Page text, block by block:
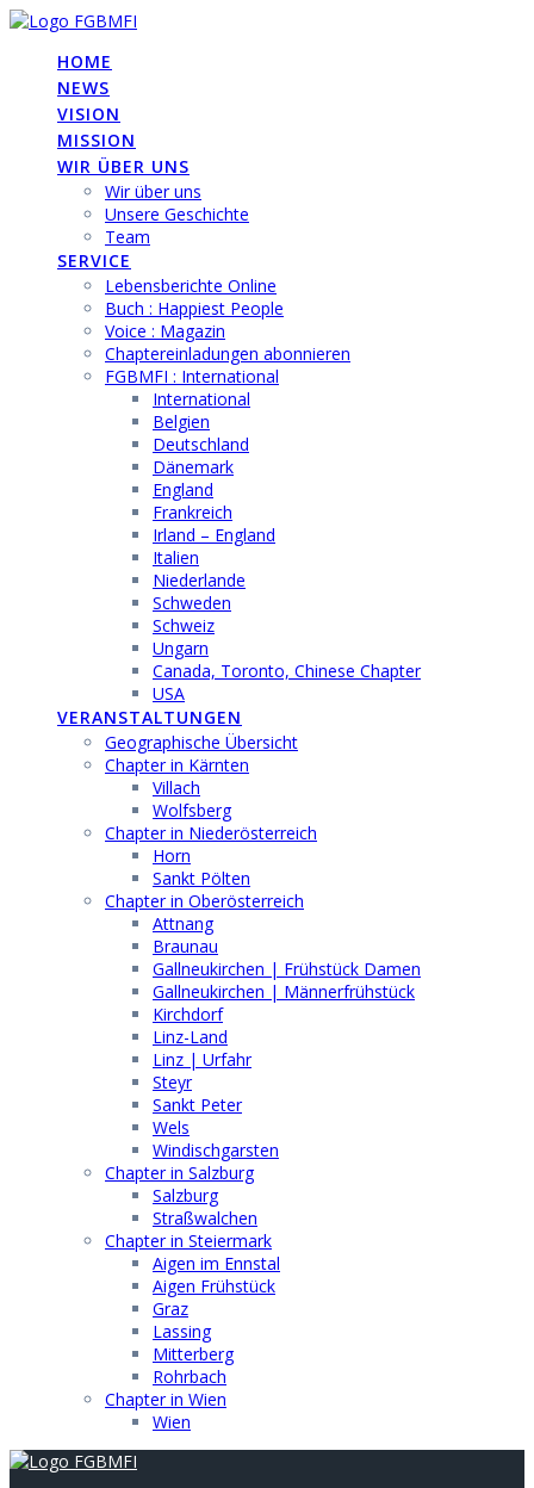
Skip
contentHOME
NEWS
VISION
MISSION
WIR ÜBER UNS
Wir über uns
Unsere Geschichte
Team
SERVICE
Lebensberichte Online
Buch : Happiest People
Voice : Magazin
Chaptereinladungen abonnieren
FGBMFI : International
International
Belgien
Deutschland
Dänemark
England
Frankreich
Irland – England
Italien
Niederlande
Schweden
Schweiz
Ungarn
Canada, Toronto, Chinese Chapter
USA
VERANSTALTUNGEN
Geographische Übersicht
Chapter in Kärnten
Villach
Wolfsberg
Chapter in Niederösterreich
Horn
Sankt Pölten
Chapter in Oberösterreich
Attnang
Braunau
Gallneukirchen | Frühstück Damen
Gallneukirchen | Männerfrühstück
Kirchdorf
Linz-Land
Linz | Urfahr
Steyr
Sankt Peter
Wels
Windischgarsten
Chapter in Salzburg
Salzburg
Straßwalchen
Chapter in Steiermark
Aigen im Ennstal
Aigen Frühstück
Graz
Lassing
Mitterberg
Rohrbach
Chapter in Wien
Wien